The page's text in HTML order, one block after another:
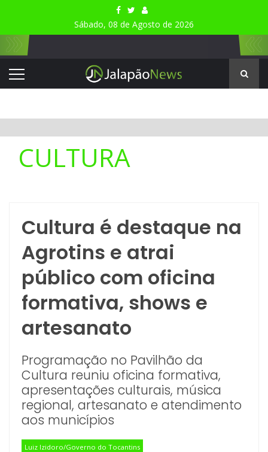
Sábado, 08 de Agosto de 2026
CULTURA
Cultura é destaque na
Agrotins e atrai
público com oficina
formativa, shows e
artesanato
Programação no Pavilhão da
Cultura reuniu oficina formativa,
apresentações culturais, música
regional, artesanato e atendimento
aos municípios
Luiz Izidoro/Governo do Tocantins